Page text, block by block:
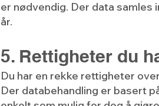
er nødvendig. Der data samles
år.
5. Rettigheter du
Du har en rekke rettigheter
Der databehandling er basert